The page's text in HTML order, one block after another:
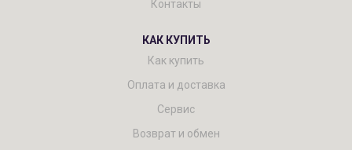
Контакты
КАК КУПИТЬ
Как купить
Оплата и доставка
Сервис
Возврат и обмен